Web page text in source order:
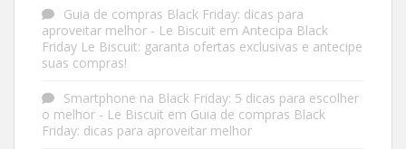
Guia de compras Black Friday: dicas para
aproveitar melhor - Le Biscuit em Antecipa Black
Friday Le Biscuit: garanta ofertas exclusivas e antecipe
suas compras!
Smartphone na Black Friday: 5 dicas para escolher
o melhor - Le Biscuit em Guia de compras Black
Friday: dicas para aproveitar melhor